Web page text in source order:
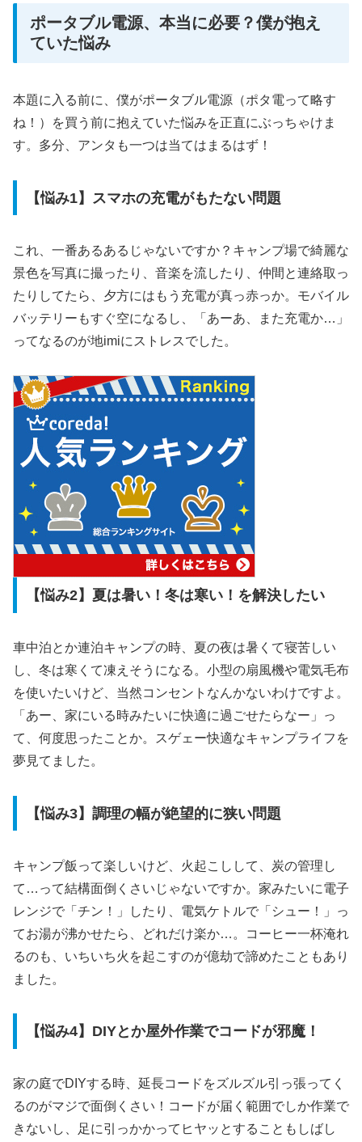
ポータブル電源、本当に必要？僕が抱え
ていた悩み
本題に入る前に、僕がポータブル電源（ポタ電って略す
ね！）を買う前に抱えていた悩みを正直にぶっちゃけま
す。多分、アンタも一つは当てはまるはず！
【悩み1】スマホの充電がもたない問題
これ、一番あるあるじゃないですか？キャンプ場で綺麗な
景色を写真に撮ったり、音楽を流したり、仲間と連絡取っ
たりしてたら、夕方にはもう充電が真っ赤っか。モバイル
バッテリーもすぐ空になるし、「あーあ、また充電か…」
ってなるのが地imiにストレスでした。
【悩み2】夏は暑い！冬は寒い！を解決したい
車中泊とか連泊キャンプの時、夏の夜は暑くて寝苦しい
し、冬は寒くて凍えそうになる。小型の扇風機や電気毛布
を使いたいけど、当然コンセントなんかないわけですよ。
「あー、家にいる時みたいに快適に過ごせたらなー」っ
て、何度思ったことか。スゲェー快適なキャンプライフを
夢見てました。
【悩み3】調理の幅が絶望的に狭い問題
キャンプ飯って楽しいけど、火起こしして、炭の管理し
て…って結構面倒くさいじゃないですか。家みたいに電子
レンジで「チン！」したり、電気ケトルで「シュー！」っ
てお湯が沸かせたら、どれだけ楽か…。コーヒー一杯淹れ
るのも、いちいち火を起こすのが億劫で諦めたこともあり
ました。
【悩み4】DIYとか屋外作業でコードが邪魔！
家の庭でDIYする時、延長コードをズルズル引っ張ってく
るのがマジで面倒くさい！コードが届く範囲でしか作業で
きないし、足に引っかかってヒヤッとすることもしばし